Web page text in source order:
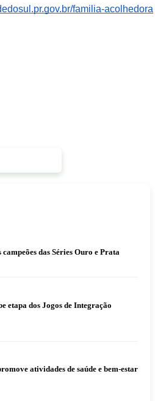
familia-acolhedora
das Séries Ouro e Prata
etapa dos Jogos de Integração
atividades de saúde e bem-estar